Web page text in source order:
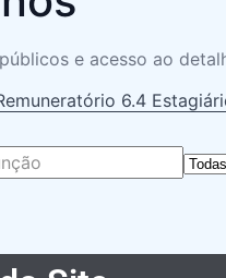
e acesso ao
6.4